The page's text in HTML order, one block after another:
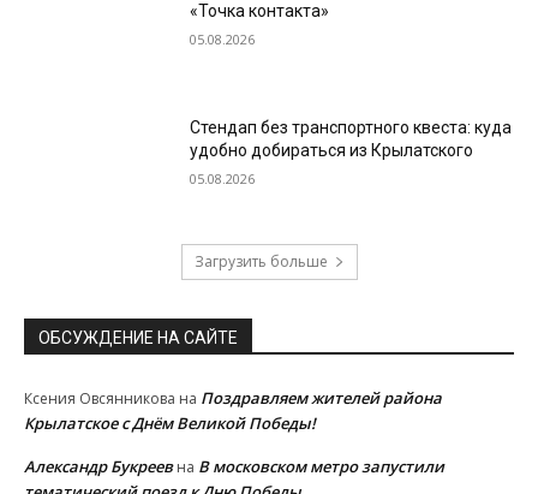
«Точка контакта»
05.08.2026
Стендап без транспортного квеста: куда
удобно добираться из Крылатского
05.08.2026
Загрузить больше
ОБСУЖДЕНИЕ НА САЙТЕ
Ксения Овсянникова на Поздравляем жителей района
Крылатское с Днём Великой Победы!
Александр Букреевна В московском метро запустили